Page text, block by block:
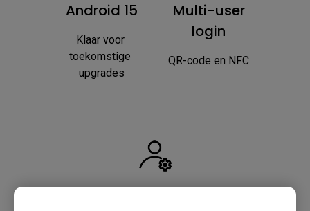
Android 15
Klaar voor
toekomstige
upgrades
Multi-user
login
QR-code en NFC